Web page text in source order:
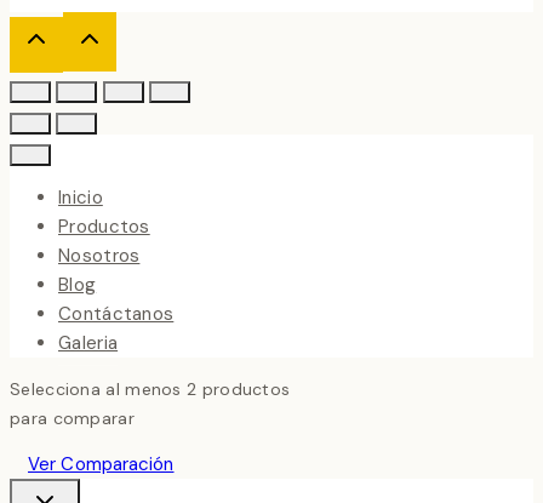
Inicio
Productos
Nosotros
Blog
Contáctanos
Galeria
Selecciona al menos 2 productos
para comparar
Ver Comparación